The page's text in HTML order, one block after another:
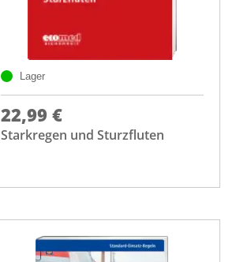
Lager
22,99 €
Starkregen und Sturzfluten